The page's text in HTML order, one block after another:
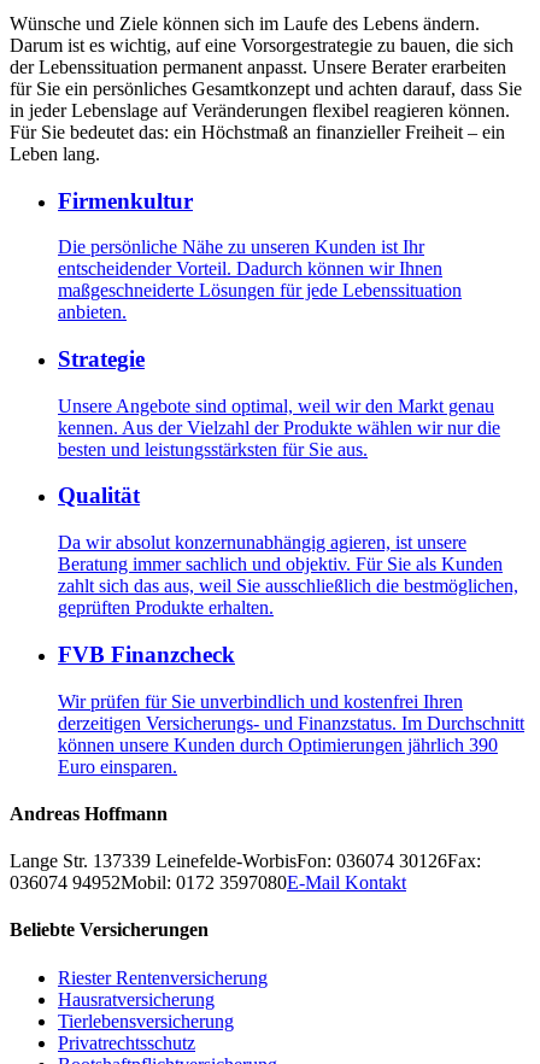
Wünsche und Ziele können sich im Laufe des Lebens ändern.
Darum ist es wichtig, auf eine Vorsorgestrategie zu bauen, die sich
der Lebenssituation permanent anpasst. Unsere Berater erarbeiten
für Sie ein persönliches Gesamtkonzept und achten darauf, dass Sie
in jeder Lebenslage auf Veränderungen flexibel reagieren können.
Für Sie bedeutet das: ein Höchstmaß an finanzieller Freiheit – ein
Leben lang.
Firmenkultur
Die persönliche Nähe zu unseren Kunden ist Ihr
entscheidender Vorteil. Dadurch können wir Ihnen
maßgeschneiderte Lösungen für jede Lebenssituation
anbieten.
Strategie
Unsere Angebote sind optimal, weil wir den Markt genau
kennen. Aus der Vielzahl der Produkte wählen wir nur die
besten und leistungsstärksten für Sie aus.
Qualität
Da wir absolut konzernunabhängig agieren, ist unsere
Beratung immer sachlich und objektiv. Für Sie als Kunden
zahlt sich das aus, weil Sie ausschließlich die bestmöglichen,
geprüften Produkte erhalten.
FVB Finanzcheck
Wir prüfen für Sie unverbindlich und kostenfrei Ihren
derzeitigen Versicherungs- und Finanzstatus. Im Durchschnitt
können unsere Kunden durch Optimierungen jährlich 390
Euro einsparen.
Andreas Hoffmann
Lange Str. 137339 Leinefelde-WorbisFon: 036074 30126Fax:
036074 94952Mobil: 0172 3597080E-Mail Kontakt
Beliebte Versicherungen
Riester Rentenversicherung
Hausratversicherung
Tierlebensversicherung
Privatrechtsschutz